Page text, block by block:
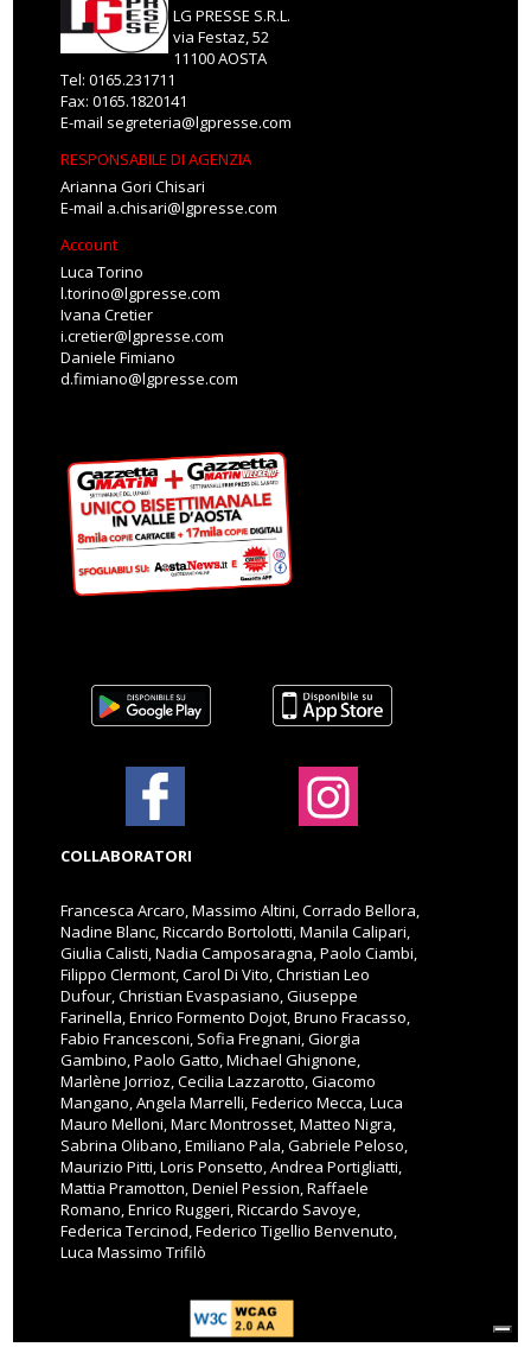
LG PRESSE S.R.L.
via Festaz, 52
11100 AOSTA
Tel: 0165.231711
Fax: 0165.1820141
E-mail segreteria@lgpresse.com
RESPONSABILE DI AGENZIA
Arianna Gori Chisari
E-mail a.chisari@lgpresse.com
Account
Luca Torino
l.torino@lgpresse.com
Ivana Cretier
i.cretier@lgpresse.com
Daniele Fimiano
d.fimiano@lgpresse.com
COLLABORATORI
Francesca Arcaro, Massimo Altini, Corrado Bellora,
Nadine Blanc, Riccardo Bortolotti, Manila Calipari,
Giulia Calisti, Nadia Camposaragna, Paolo Ciambi,
Filippo Clermont, Carol Di Vito, Christian Leo
Dufour, Christian Evaspasiano, Giuseppe
Farinella, Enrico Formento Dojot, Bruno Fracasso,
Fabio Francesconi, Sofia Fregnani, Giorgia
Gambino, Paolo Gatto, Michael Ghignone,
Marlène Jorrioz, Cecilia Lazzarotto, Giacomo
Mangano, Angela Marrelli, Federico Mecca, Luca
Mauro Melloni, Marc Montrosset, Matteo Nigra,
Sabrina Olibano, Emiliano Pala, Gabriele Peloso,
Maurizio Pitti, Loris Ponsetto, Andrea Portigliatti,
Mattia Pramotton, Deniel Pession, Raffaele
Romano, Enrico Ruggeri, Riccardo Savoye,
Federica Tercinod, Federico Tigellio Benvenuto,
Luca Massimo Trifilò